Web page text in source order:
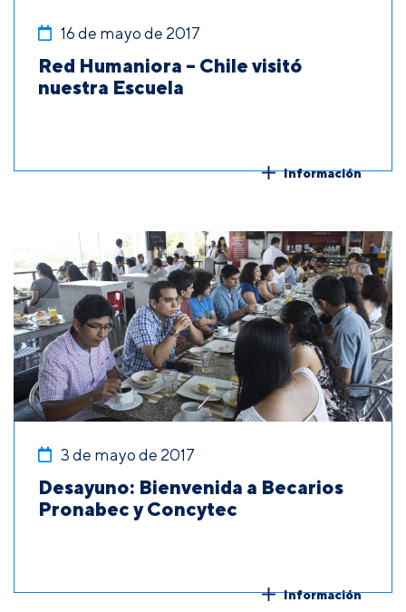
16 de mayo de 2017
Red Humaniora – Chile visitó
nuestra Escuela
Información
3 de mayo de 2017
Desayuno: Bienvenida a Becarios
Pronabec y Concytec
Información